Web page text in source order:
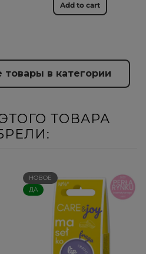
Add to cart
товары в категории
ТОВАРА
НОВОЕ
ДА